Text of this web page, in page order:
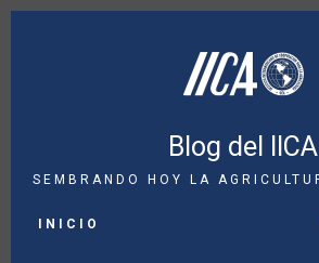
Pasar
Blog del IICA
SEMBRANDO HOY LA
NAVIGATION
INICIO